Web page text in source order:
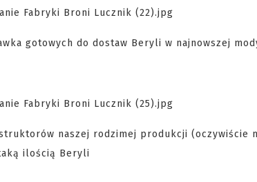
gotowych do dostaw Beryli w najnowszej
naszej rodzimej produkcji (oczywiście
ilością Beryli